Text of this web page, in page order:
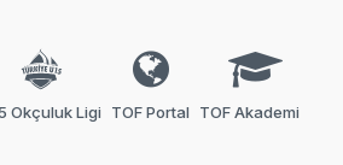
Okçuluk Ligi TOF Portal TOF Akademi